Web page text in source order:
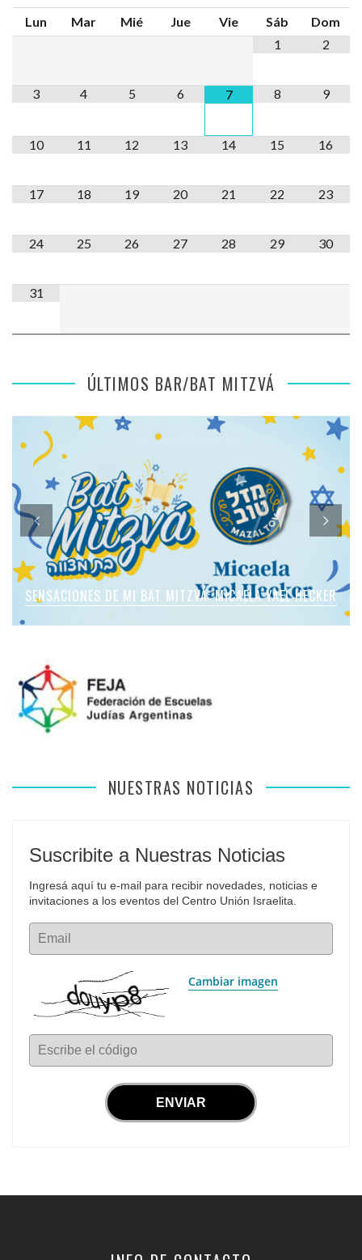
Lun Mar Mié Jue Vie Sáb
Dom
1
2
3 4 5 6 7 8 9
10 11 12 13 14 15 16
17 18 19 20 21 22 23
24 25 26 27 28 29 30
31
ÚLTIMOS BAR/BAT MITZVÁ
SENSACIONES DE MI BAT MITZVÁ: MICAELA YAEL HECKER
SENSACIONES DE MI BAT MITZVÁ: MARTINA SOL LEVY
SENSACIONES DE MI BAT MITZVÁ: MICAELA ROMANO
APFELBAUM
SENSACIONES DE MI BAT MITZVÁ: VIOLETA LIEBMAN
SENSACIONES EN MI BAR MITZVÁ: VITALI GUIDA
NUESTRAS NOTICIAS
Suscribite a Nuestras Noticias
Ingresá aquí tu e-mail para recibir novedades, noticias e
invitaciones a los eventos del Centro Unión Israelita.
Email
Cambiar imagen
Escribe el código